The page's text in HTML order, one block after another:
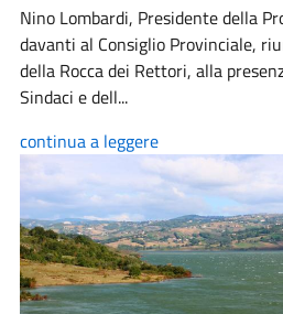
Nino Lombardi, Presidente della
davanti al Consiglio Provinciale,
della Rocca dei Rettori, alla
Sindaci e dell...
continua a leggere